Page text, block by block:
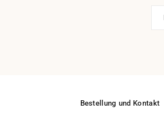
Bestellung und Kontakt